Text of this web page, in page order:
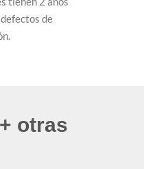
de
+ otras